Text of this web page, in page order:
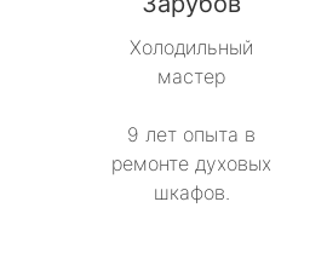
Холодильный
мастер
9 лет опыта в
ремонте духовых
шкафов.